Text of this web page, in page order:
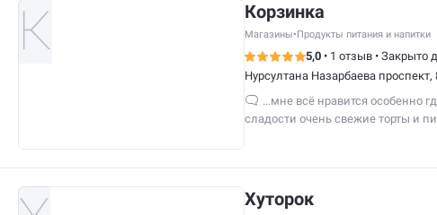
Корзинка
Магазины•Продукты питания и напитки
5,0 • 1 отзыв • Закрыто
Нурсултана Назарбаева
…мне всё нравится особенно
сладости очень свежие торты и
Хуторок